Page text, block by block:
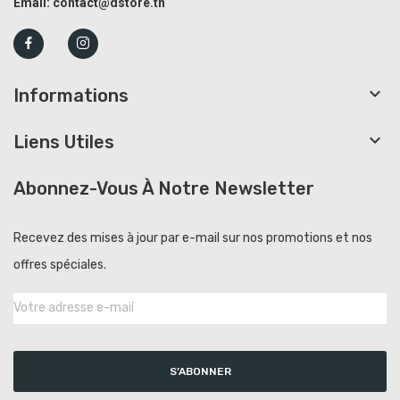
Informations 
Liens Utiles 
Abonnez-Vous À Notre Newsletter
Recevez des mises à jour par e-mail sur nos promotions et nos
offres spéciales.
S’ABONNER